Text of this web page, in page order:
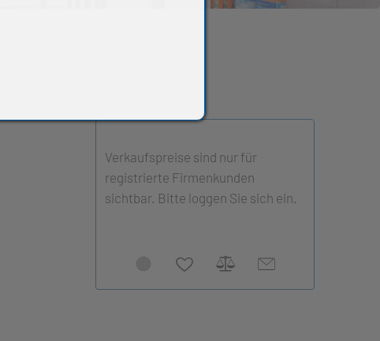
Verkaufspreise sind nur für
registrierte Firmenkunden
sichtbar. Bitte loggen Sie sich ein.